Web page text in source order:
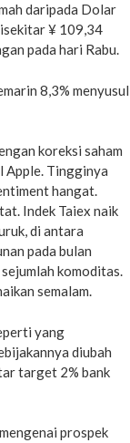
daripada Dolar
¥ 109,34
pada hari Rabu.
8,3% menyusul
koreksi saham
Apple. Tingginya
hangat.
Indek Taiex naik
di antara
pada bulan
komoditas.
semalam.
yang
diubah
target 2% bank
prospek